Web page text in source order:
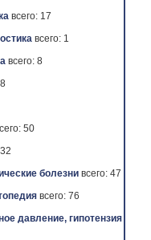
всего: 17
всего: 1
всего: 8
50
болезни всего: 47
всего: 76
давление, гипотензия